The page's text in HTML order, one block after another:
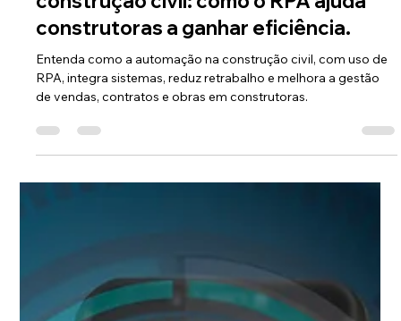
Equipe Asten
20 de jan.
4 min de leitura
Automação de processos na
construção civil: como o RPA ajuda
construtoras a ganhar eficiência.
Entenda como a automação na construção civil, com uso de